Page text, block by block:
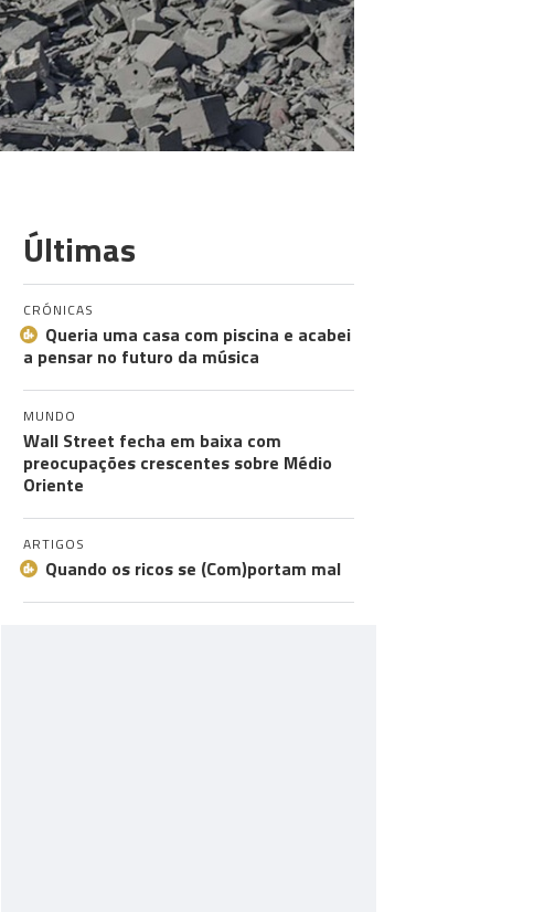
Últimas
CRÓNICAS
Queria uma casa com piscina e acabei
a pensar no futuro da música
MUNDO
Wall Street fecha em baixa com
preocupações crescentes sobre Médio
Oriente
ARTIGOS
Quando os ricos se (Com)portam mal